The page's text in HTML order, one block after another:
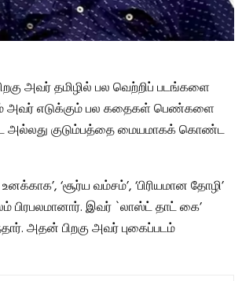
அவர் தமிழில் பல வெற்றிப் படங்களை
அவர் எடுக்கும் பல கதைகள் பெண்களை
குடும்பத்தை மையமாகக் கொண்ட
‘சூர்ய வம்சம்’, ‘பிரியமான தோழி’
பிரபலமானார். இவர் `லாஸ்ட் தாட் கை’
அதன் பிறகு அவர் புகைப்படம்